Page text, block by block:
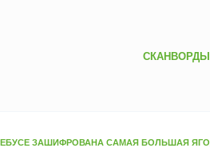
СКАНВОРДЫ
ЗАШИФРОВАНА САМАЯ БОЛЬШАЯ